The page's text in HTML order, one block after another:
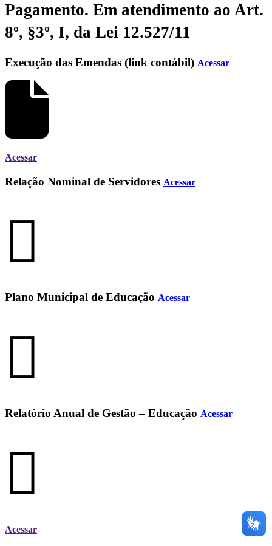
Pagamento. Em atendimento ao Art.
8º, §3º, I, da Lei 12.527/11
Execução das Emendas (link contábil) Acessar
Acessar
Relação Nominal de Servidores Acessar
Plano Municipal de Educação Acessar
Relatório Anual de Gestão – Educação Acessar
Acessar